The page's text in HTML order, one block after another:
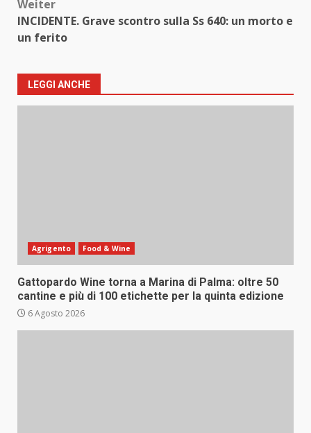
Weiter
INCIDENTE. Grave scontro sulla Ss 640: un morto e
un ferito
LEGGI ANCHE
Agrigento Food & Wine
Gattopardo Wine torna a Marina di Palma: oltre 50
cantine e più di 100 etichette per la quinta edizione
6 Agosto 2026